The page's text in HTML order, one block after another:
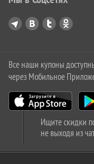
Все наши купоны
через Мобильное
Ищите скидки
не выходя из